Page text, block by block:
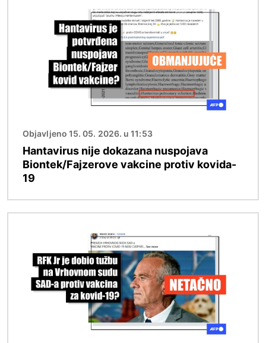
Objavljeno 15. 05. 2026. u 11:53
Hantavirus nije dokazana nuspojava
Biontek/Fajzerove vakcine protiv kovida-
19